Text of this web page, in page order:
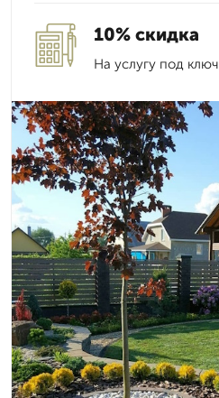
10% скидка
На услугу под ключ